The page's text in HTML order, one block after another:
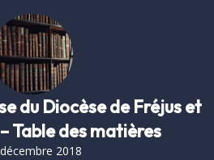
du Diocèse de Fréjus et
Table des matières
2018